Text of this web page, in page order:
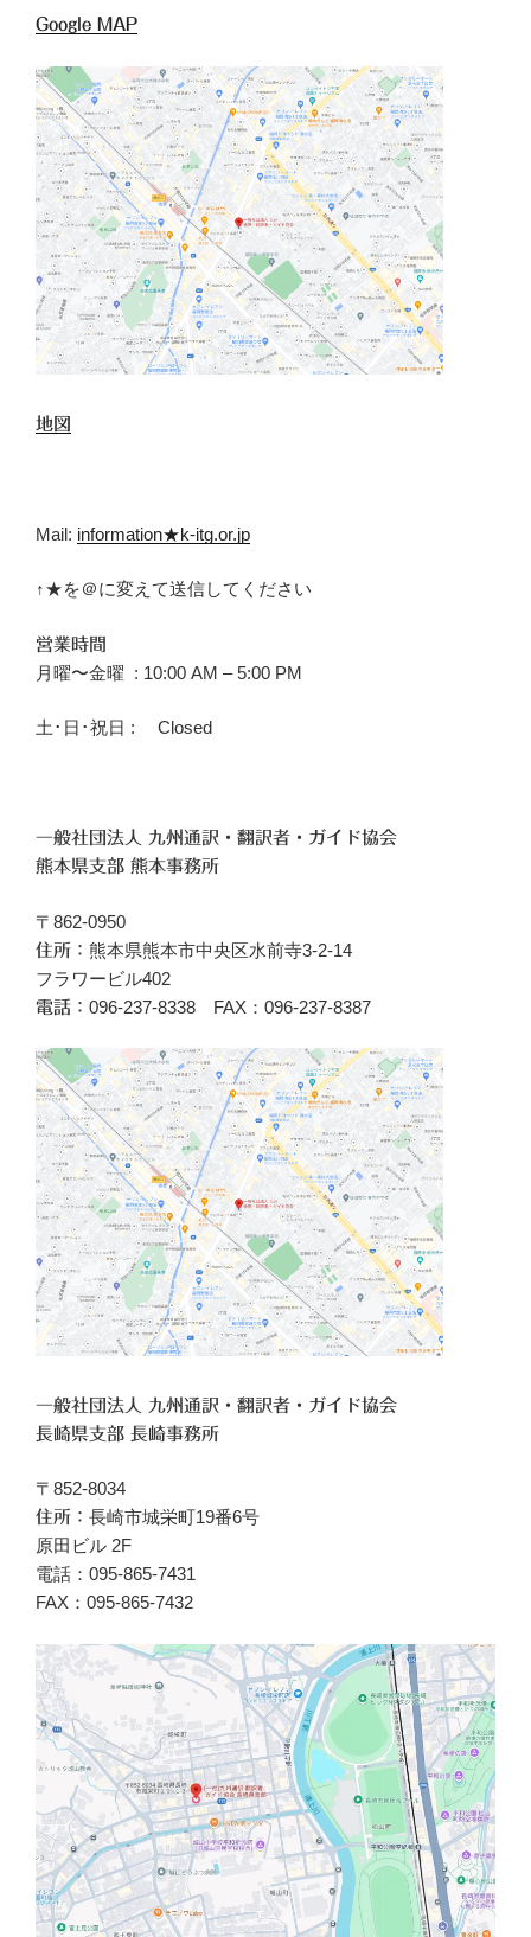
Google MAP
地図
Mail: information★k-itg.or.jp
↑★を＠に変えて送信してください
営業時間
月曜〜金曜 : 10:00 AM – 5:00 PM
土･日･祝日 : Closed
一般社団法人 九州通訳・翻訳者・ガイド協会
熊本県支部 熊本事務所
〒862-0950
住所： 熊本県熊本市中央区水前寺3-2-14
フラワービル402
電話： 096‐237-8338 FAX：096-237-8387
一般社団法人 九州通訳・翻訳者・ガイド協会
長崎県支部 長崎事務所
〒852-8034
住所： 長崎市城栄町19番6号
原田ビル 2F
電話：095-865-7431
FAX：095-865-7432